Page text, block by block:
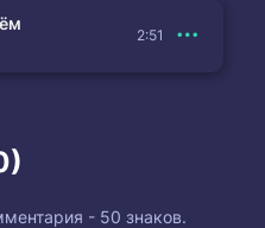
2:51
- 50 знаков.